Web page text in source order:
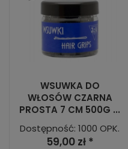
WSUWKA DO
WŁOSÓW CZARNA
PROSTA 7 CM 500G ...
Dostępność: 1000 OPK.
59,00 zł *